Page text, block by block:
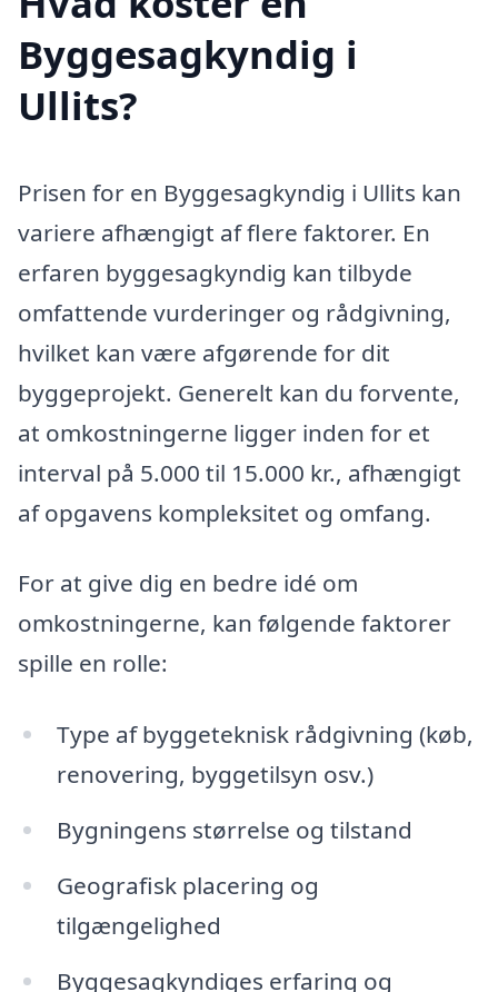
Byggesagkyndig i
Ullits?
Prisen for en Byggesagkyndig i Ullits kan
variere afhængigt af flere faktorer. En
erfaren byggesagkyndig kan tilbyde
omfattende vurderinger og rådgivning,
hvilket kan være afgørende for dit
byggeprojekt. Generelt kan du forvente,
at omkostningerne ligger inden for et
interval på 5.000 til 15.000 kr., afhængigt
af opgavens kompleksitet og omfang.
For at give dig en bedre idé om
omkostningerne, kan følgende faktorer
spille en rolle:
Type af byggeteknisk rådgivning (køb,
renovering, byggetilsyn osv.)
Bygningens størrelse og tilstand
Geografisk placering og
tilgængelighed
Byggesagkyndiges erfaring og